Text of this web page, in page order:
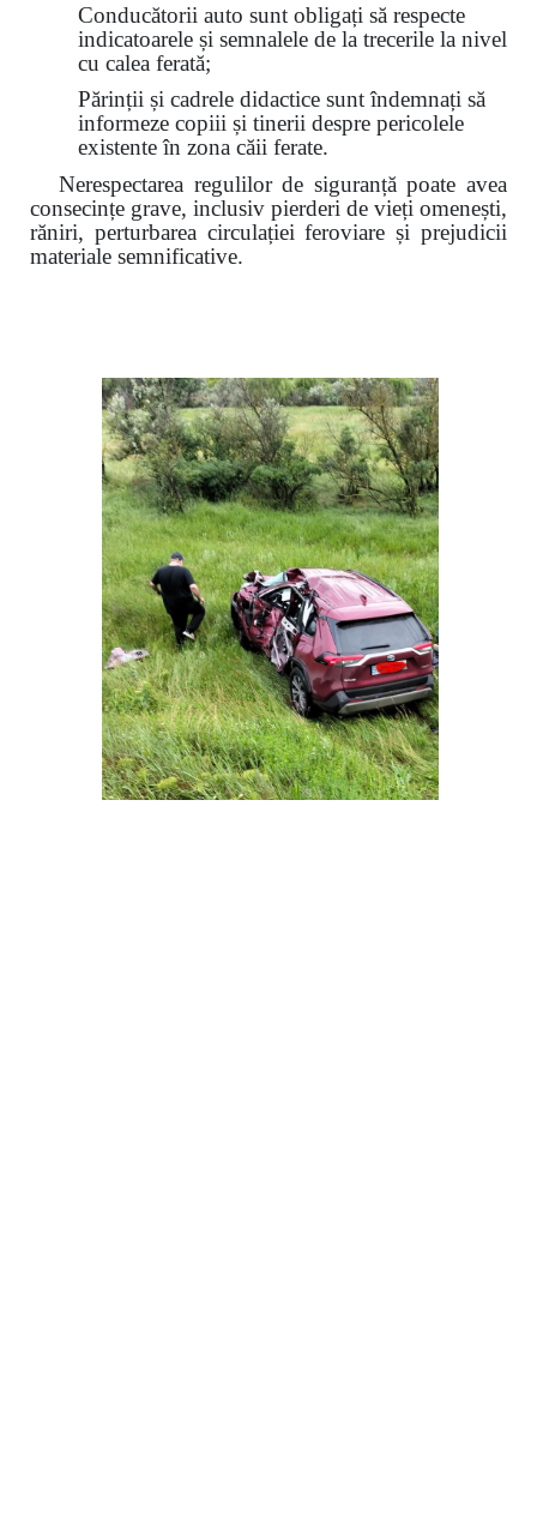
Conducătorii auto sunt obligați să respecte
indicatoarele și semnalele de la trecerile la nivel
cu calea ferată;
Părinții și cadrele didactice sunt îndemnați să
informeze copiii și tinerii despre pericolele
existente în zona căii ferate.
Nerespectarea regulilor de siguranță poate avea
consecințe grave, inclusiv pierderi de vieți omenești,
răniri, perturbarea circulației feroviare și prejudicii
materiale semnificative.